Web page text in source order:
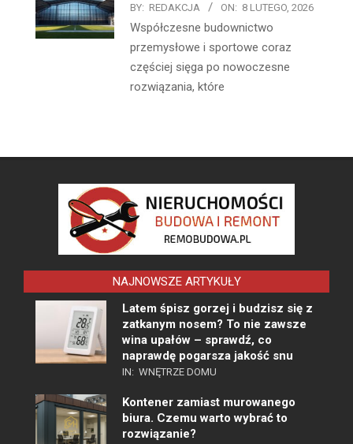
BY: REDAKCJA ON: 8 LUTEGO, 2026
Współczesne budownictwo
przemysłowe i sportowe coraz
częściej sięga po nowoczesne
rozwiązania, które
NAJNOWSZE ARTYKUŁY
Latem śpisz gorzej i budzisz się z
zatkanym nosem? To nie zawsze
wina upałów – sprawdź, co
naprawdę pogarsza jakość snu
IN: WNĘTRZE DOMU
Kontener zamiast murowanego
biura. Czemu warto wybrać to
rozwiązanie?